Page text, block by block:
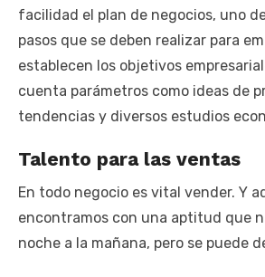
facilidad el plan de negocios, uno
pasos que se deben realizar para
establecen los objetivos
cuenta parámetros como ideas de
tendencias y diversos estudios
Talento para las ventas
En todo negocio es vital vender. Y
encontramos con una aptitud que
noche a la mañana, pero se puede